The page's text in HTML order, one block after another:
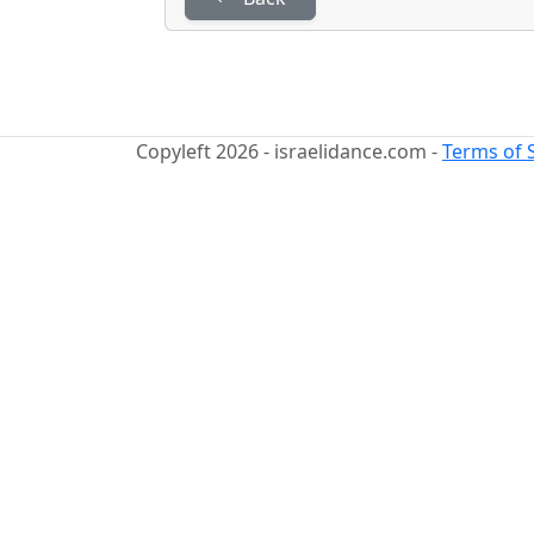
Copyleft 2026 - israelidance.com -Terms of